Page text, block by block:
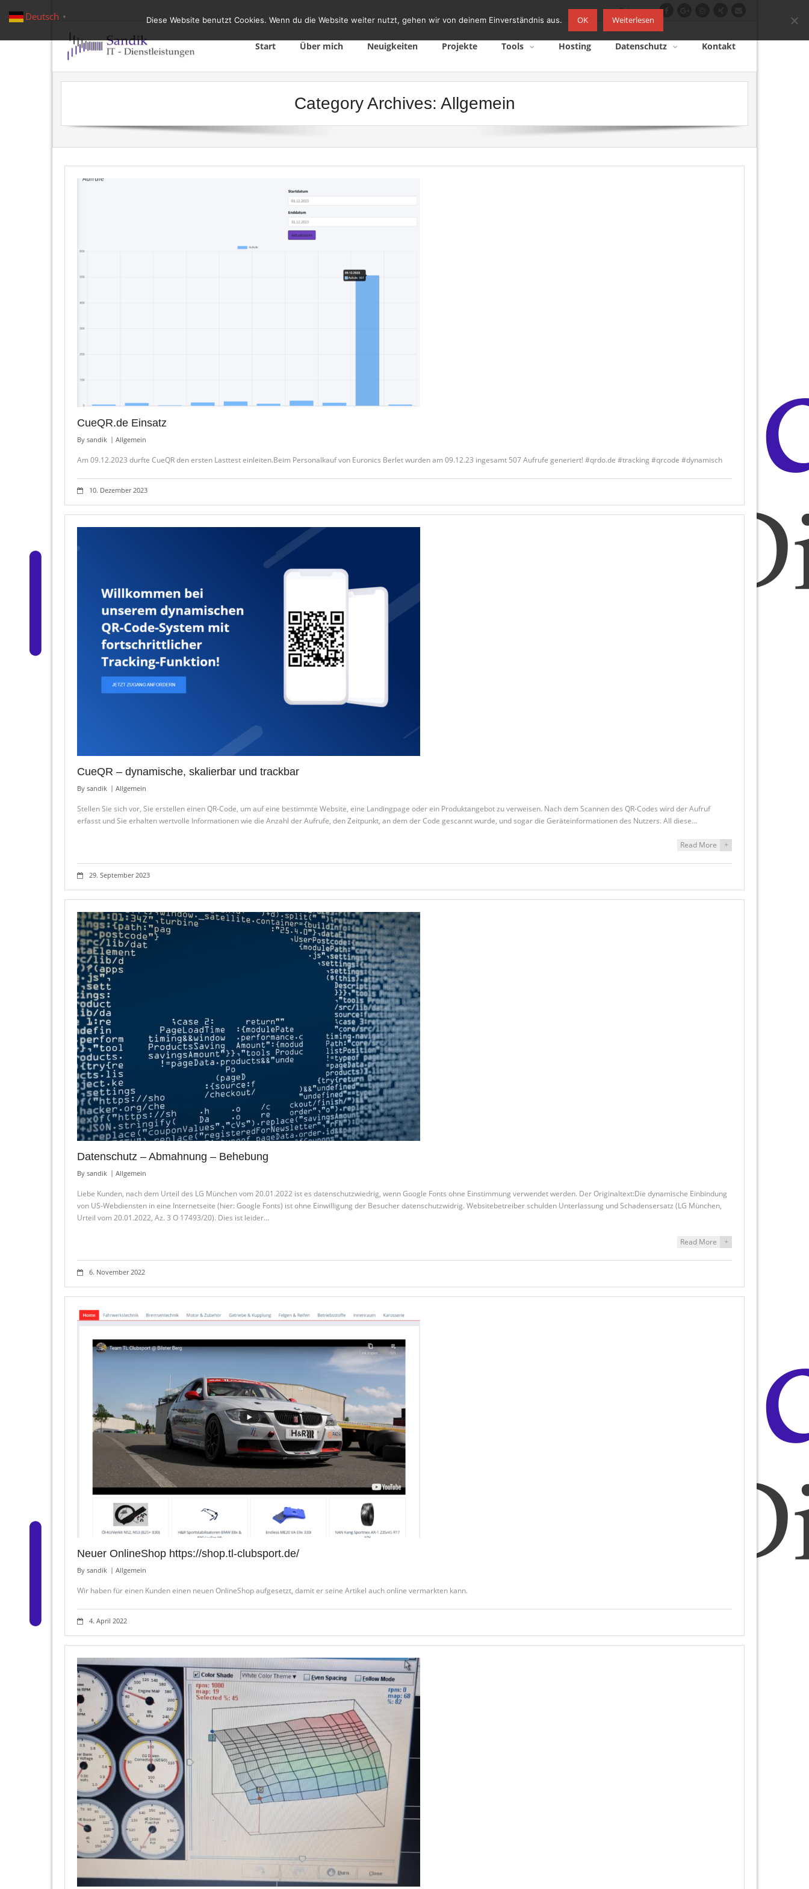
Folge uns
Start Über mich Neuigkeiten Projekte Tools Hosting Datenschutz Kontakt
Category Archives: Allgemein
CueQR.de Einsatz
By sandik Allgemein
Am 09.12.2023 durfte CueQR den ersten Lasttest einleiten.Beim Personalkauf von Euronics Berlet wurden am 09.12.23 ingesamt 507 Aufrufe generiert! #qrdo.de #tracking #qrcode #dynamisch
10. Dezember 2023
CueQR – dynamische, skalierbar und trackbar
By sandik Allgemein
Stellen Sie sich vor, Sie erstellen einen QR-Code, um auf eine bestimmte Website, eine Landingpage oder ein Produktangebot zu verweisen. Nach dem Scannen des QR-Codes wird der Aufruf
erfasst und Sie erhalten wertvolle Informationen wie die Anzahl der Aufrufe, den Zeitpunkt, an dem der Code gescannt wurde, und sogar die Geräteinformationen des Nutzers. All diese…
Read More +
29. September 2023
Datenschutz – Abmahnung – Behebung
By sandik Allgemein
Liebe Kunden, nach dem Urteil des LG München vom 20.01.2022 ist es datenschutzwiedrig, wenn Google Fonts ohne Einstimmung verwendet werden. Der Originaltext:Die dynamische Einbindung
von US-Webdiensten in eine Internetseite (hier: Google Fonts) ist ohne Einwilligung der Besucher datenschutzwidrig. Websitebetreiber schulden Unterlassung und Schadensersatz (LG München,
Urteil vom 20.01.2022, Az. 3 O 17493/20). Dies ist leider…
Read More +
6. November 2022
Neuer OnlineShop https://shop.tl-clubsport.de/
By sandik Allgemein
Wir haben für einen Kunden einen neuen OnlineShop aufgesetzt, damit er seine Artikel auch online vermarkten kann.
4. April 2022
Deutsch ▼ Diese Website benutzt Cookies. Wenn du die Website weiter nutzt, gehen wir von deinem Einverständnis aus. OK Weiterlesen